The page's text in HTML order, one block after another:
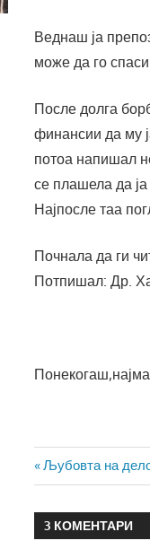
Веднаш ја
може да го
После долга
финансии да му
потоа напишал
се плашела да ја
Најпосле таа
Почнала да ги
Потпишал: Др.
на
напис
Previous
Post:
Љубовта на
3 КОМЕНТАРИ